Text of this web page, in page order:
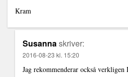
Kram
Susannaskriver:
2016-08-23 kl. 15:20
Jag rekommenderar också